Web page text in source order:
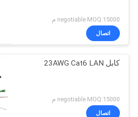
negotiable MOQ:15000 م
اتصال
كابل 23AWG Cat6 LAN
negotiable MOQ:15000 م
اتصال